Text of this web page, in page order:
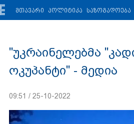
ამბები ეკონომიკა ვიდეო
საზოგადოება
მთავარი პოლიტიკა საზოგადოება
"უკრაინელებმა
ოკუპანტი" - მედია
09:51 / 25-10-2022